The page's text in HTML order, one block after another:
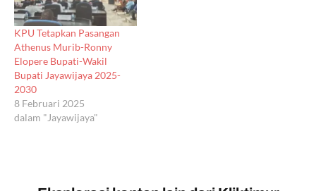
KPU Tetapkan Pasangan
Athenus Murib-Ronny
Elopere Bupati-Wakil
Bupati Jayawijaya 2025-
2030
8 Februari 2025
dalam "Jayawijaya"